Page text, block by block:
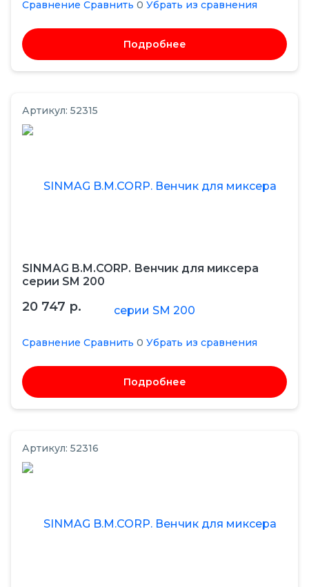
Сравнение Сравнить 0 Убрать из сравнения
Подробнее
Артикул: 52315
SINMAG B.M.CORP. Венчик для миксера
серии SM 200
20 747 р.
Сравнение Сравнить 0 Убрать из сравнения
Подробнее
Артикул: 52316